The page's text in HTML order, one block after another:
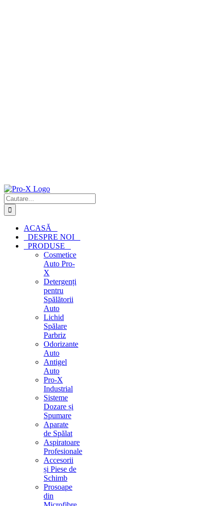
Cautare...
ACASĂ
DESPRE NOI
PRODUSE
Cosmetice
Auto Pro-
X
Detergenți
pentru
Spălătorii
Auto
Lichid
Spălare
Parbriz
Odorizante
Auto
Antigel
Auto
Pro-X
Industrial
Sisteme
Dozare și
Spumare
Aparate
de Spălat
Aspiratoare
Profesionale
Accesorii
și Piese de
Schimb
Prosoape
din